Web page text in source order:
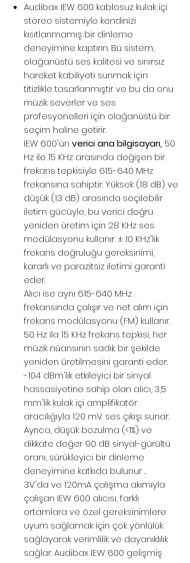
Audibax IEW 600 kablosuz kulak içi
stereo sistemiyle kendinizi
kısıtlanmamış bir dinleme
deneyimine kaptırın. Bu sistem,
olağanüstü ses kalitesi ve sınırsız
hareket kabiliyeti sunmak için
titizlikle tasarlanmıştır ve bu da onu
müzik severler ve ses
profesyonelleri için olağanüstü bir
seçim haline getirir.
IEW 600'ün verici ana bilgisayarı, 50
Hz ile 15 KHz arasında değişen bir
frekans tepkisiyle 615-640 MHz
frekansına sahiptir. Yüksek (18 dB) ve
düşük (13 dB) arasında seçilebilir
iletim gücüyle, bu verici doğru
yeniden üretim için 28 KHz ses
modülasyonu kullanır. ± 10 KHz'lik
frekans doğruluğu gereksinimi,
kararlı ve parazitsiz iletimi garanti
eder.
Alıcı ise aynı 615-640 MHz
frekansında çalışır ve net alım için
frekans modülasyonu (FM) kullanır.
50 Hz ila 15 KHz frekans tepkisi, her
müzik nüansının sadık bir şekilde
yeniden üretilmesini garanti eder.
-104 dBm'lik etkileyici bir sinyal
hassasiyetine sahip olan alıcı, 3,5
mm'lik kulak içi amplifikatör
aracılığıyla 120 mV ses çıkışı sunar.
Ayrıca, düşük bozulma (<1%) ve
dikkate değer 90 dB sinyal-gürültü
oranı, sürükleyici bir dinleme
deneyimine katkıda bulunur.
3V'da ve 120mA çalışma akımıyla
çalışan IEW 600 alıcısı, farklı
ortamlara ve özel gereksinimlere
uyum sağlamak için çok yönlülük
sağlayarak verimlilik ve dayanıklılık
sağlar. Audibax IEW 600 gelişmiş